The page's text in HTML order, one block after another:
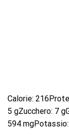
Calorie:
5 gZucchero: 7
594